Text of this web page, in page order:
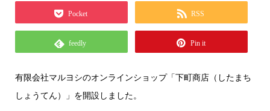
Pocket RSS
feedly Pin it
有限会社マルヨシのオンラインショップ「下町商店（したまち
しょうてん）」を開設しました。